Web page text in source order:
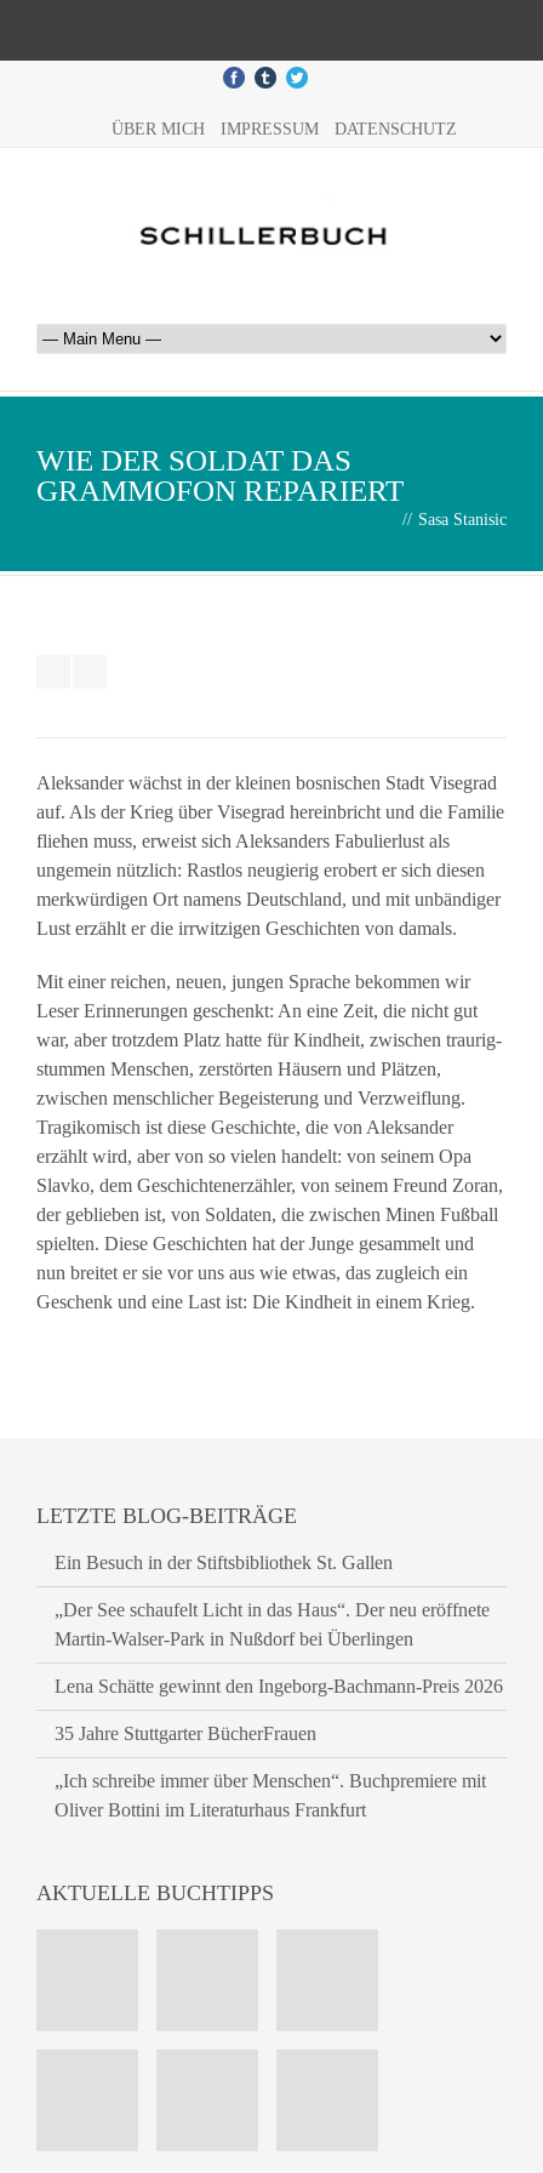
ÜBER MICH IMPRESSUM DATENSCHUTZ
WIE DER SOLDAT DAS
GRAMMOFON REPARIERT
// Sasa Stanisic
Aleksander wächst in der kleinen bosnischen Stadt Visegrad
auf. Als der Krieg über Visegrad hereinbricht und die Familie
fliehen muss, erweist sich Aleksanders Fabulierlust als
ungemein nützlich: Rastlos neugierig erobert er sich diesen
merkwürdigen Ort namens Deutschland, und mit unbändiger
Lust erzählt er die irrwitzigen Geschichten von damals.
Mit einer reichen, neuen, jungen Sprache bekommen wir
Leser Erinnerungen geschenkt: An eine Zeit, die nicht gut
war, aber trotzdem Platz hatte für Kindheit, zwischen traurig-
stummen Menschen, zerstörten Häusern und Plätzen,
zwischen menschlicher Begeisterung und Verzweiflung.
Tragikomisch ist diese Geschichte, die von Aleksander
erzählt wird, aber von so vielen handelt: von seinem Opa
Slavko, dem Geschichtenerzähler, von seinem Freund Zoran,
der geblieben ist, von Soldaten, die zwischen Minen Fußball
spielten. Diese Geschichten hat der Junge gesammelt und
nun breitet er sie vor uns aus wie etwas, das zugleich ein
Geschenk und eine Last ist: Die Kindheit in einem Krieg.
LETZTE BLOG-BEITRÄGE
Ein Besuch in der Stiftsbibliothek St. Gallen
„Der See schaufelt Licht in das Haus“. Der neu eröffnete
Martin-Walser-Park in Nußdorf bei Überlingen
Lena Schätte gewinnt den Ingeborg-Bachmann-Preis 2026
35 Jahre Stuttgarter BücherFrauen
„Ich schreibe immer über Menschen“. Buchpremiere mit
Oliver Bottini im Literaturhaus Frankfurt
AKTUELLE BUCHTIPPS